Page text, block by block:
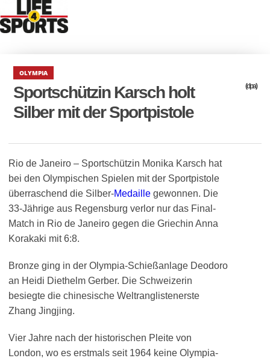
OLYMPIA
Sportschützin Karsch holt
Silber mit der Sportpistole
(dpa)
Rio de Janeiro – Sportschützin Monika Karsch hat
bei den Olympischen Spielen mit der Sportpistole
überraschend die Silber-Medaille gewonnen. Die
33-Jährige aus Regensburg verlor nur das Final-
Match in Rio de Janeiro gegen die Griechin Anna
Korakaki mit 6:8.
Bronze ging in der Olympia-Schießanlage Deodoro
an Heidi Diethelm Gerber. Die Schweizerin
besiegte die chinesische Weltranglistenerste
Zhang Jingjing.
Vier Jahre nach der historischen Pleite von
London, wo es erstmals seit 1964 keine Olympia-